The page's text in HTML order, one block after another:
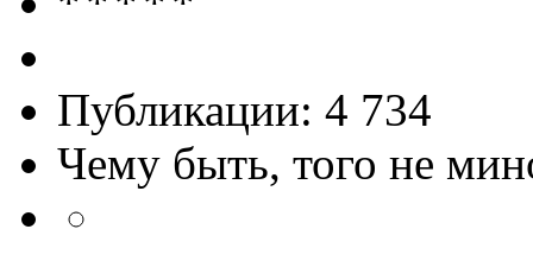
Публикации: 4 734
Чему быть, того не